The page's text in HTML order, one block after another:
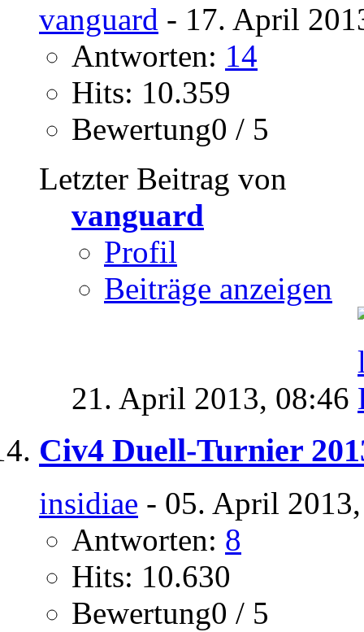
vanguard - 17. April
Antworten: 14
Hits: 10.359
Bewertung0 / 5
Letzter Beitrag von
vanguard
Profil
Beiträge anzeigen
21. April 2013, 08:46
Civ4 Duell-Turnier
insidiae - 05. April
Antworten: 8
Hits: 10.630
Bewertung0 / 5